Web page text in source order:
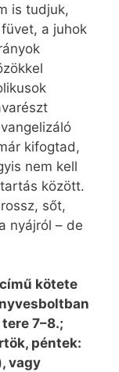
is tudjuk,
a juhok
kifogtad,
nem kell
között.
sőt,
nyájról – de
kötete
7–8.;
péntek:
vagy